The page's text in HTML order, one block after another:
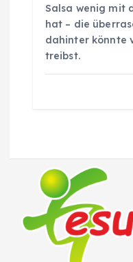
Salsa wenig mit
hat – die
dahinter könnte
treibst.